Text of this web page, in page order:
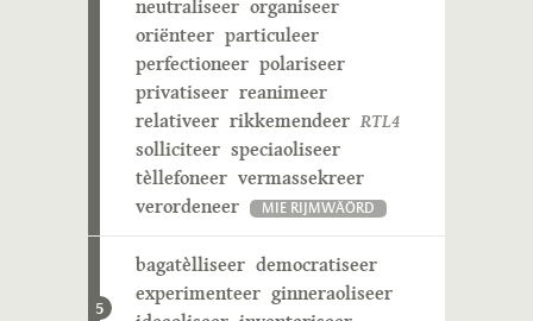
neutraliseer organiseer
oriënteer particuleer
perfectioneer polariseer
privatiseer reanimeer
relativeer rikkemendeer RTL4
solliciteer speciaoliseer
tèllefoneer vermassekreer
verordeneer
MIE RIJMWÄÖRD
5
bagatèlliseer democratiseer
experimenteer ginneraoliseer